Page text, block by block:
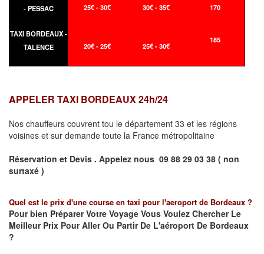
- PESSAC
25€ - 30€ 30€ - 35€ 170
TAXI BORDEAUX -
TALENCE
20€ - 25€ 25€ - 30€
185
APPELER TAXI BORDEAUX 24h/24
Nos chauffeurs couvrent tou le département 33 et les régions
voisines et sur demande toute la France métropolitaine
Réservation et Devis . Appelez nous 09 88 29 03 38 ( non
surtaxé )
Quel est le prix d'une course en taxi pour l'aeroport de Bordeaux ?
Pour bien Préparer Votre Voyage Vous Voulez Chercher Le
Meilleur Prix Pour Aller Ou Partir De L'aéroport De Bordeaux
?